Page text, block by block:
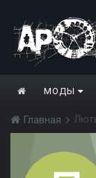
МОДЫ
Главная